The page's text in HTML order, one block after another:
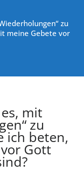
zu
meine Gebete vor
mit
zu
ich beten,
Gott